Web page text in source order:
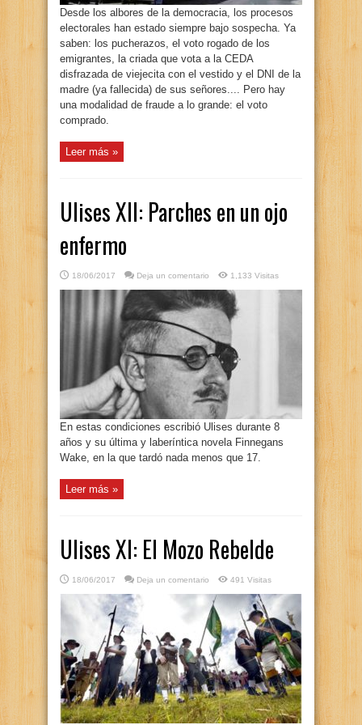
Desde los albores de la democracia, los procesos
electorales han estado siempre bajo sospecha. Ya
saben: los pucherazos, el voto rogado de los
emigrantes, la criada que vota a la CEDA
disfrazada de viejecita con el vestido y el DNI de la
madre (ya fallecida) de sus señores.... Pero hay
una modalidad de fraude a lo grande: el voto
comprado.
Leer más »
Ulises XII: Parches en un ojo
enfermo
18/06/2017 Deja un comentario 1,133 Visitas
En estas condiciones escribió Ulises durante 8
años y su última y laberíntica novela Finnegans
Wake, en la que tardó nada menos que 17.
Leer más »
Ulises XI: El Mozo Rebelde
18/06/2017 Deja un comentario 491 Visitas